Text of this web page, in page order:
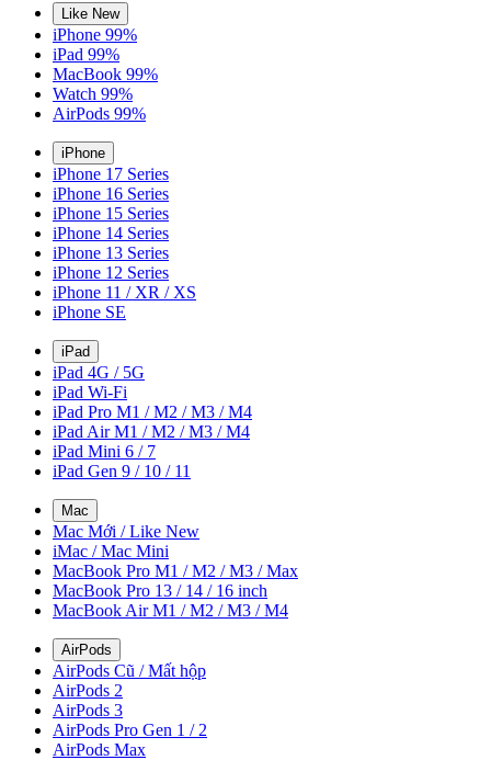
Like New
iPhone 99%
iPad 99%
MacBook 99%
Watch 99%
AirPods 99%
iPhone
iPhone 17 Series
iPhone 16 Series
iPhone 15 Series
iPhone 14 Series
iPhone 13 Series
iPhone 12 Series
iPhone 11 / XR / XS
iPhone SE
iPad
iPad 4G / 5G
iPad Wi-Fi
iPad Pro M1 / M2 / M3 / M4
iPad Air M1 / M2 / M3 / M4
iPad Mini 6 / 7
iPad Gen 9 / 10 / 11
Mac
Mac Mới / Like New
iMac / Mac Mini
MacBook Pro M1 / M2 / M3 / Max
MacBook Pro 13 / 14 / 16 inch
MacBook Air M1 / M2 / M3 / M4
AirPods
AirPods Cũ / Mất hộp
AirPods 2
AirPods 3
AirPods Pro Gen 1 / 2
AirPods Max